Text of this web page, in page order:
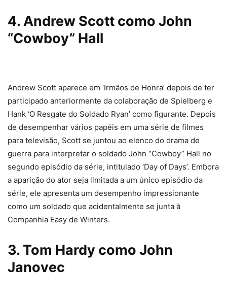
4. Andrew Scott como John
“Cowboy” Hall
Andrew Scott aparece em ‘Irmãos de Honra’ depois de ter
participado anteriormente da colaboração de Spielberg e
Hank ‘O Resgate do Soldado Ryan’ como figurante. Depois
de desempenhar vários papéis em uma série de filmes
para televisão, Scott se juntou ao elenco do drama de
guerra para interpretar o soldado John “Cowboy” Hall no
segundo episódio da série, intitulado ‘Day of Days’. Embora
a aparição do ator seja limitada a um único episódio da
série, ele apresenta um desempenho impressionante
como um soldado que acidentalmente se junta à
Companhia Easy de Winters.
3. Tom Hardy como John
Janovec